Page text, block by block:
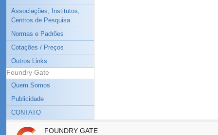
Associações, Institutos,
Centros de Pesquisa.
Normas e Padrões
Cotações / Preços
Outros Links
Foundry Gate
Quem Somos
Publicidade
CONTATO
FOUNDRY GATE